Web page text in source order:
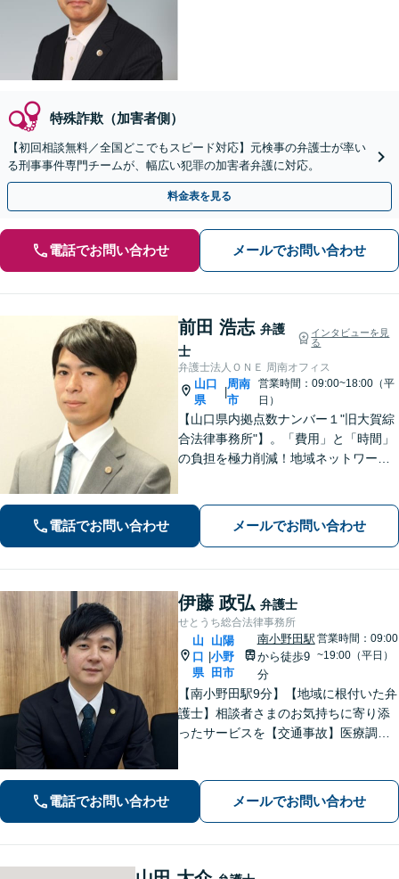
特殊詐欺（加害者側）
【初回相談無料／全国どこでもスピード対応】元検事の弁護士が率い
る刑事事件専門チームが、幅広い犯罪の加害者弁護に対応。
料金表を見る
電話でお問い合わせ メールでお問い合わせ
前田 浩志 弁護
士
インタビューを見
る
弁護士法人ＯＮＥ 周南オフィス
山口
県
|
周南
市
営業時間：09:00~18:00（平
日）
【山口県内拠点数ナンバー１"旧大賀綜
合法律事務所"】。「費用」と「時間」
の負担を極力削減！地域ネットワーク
続・遺言に強い】不動産の売却や相続
税対策なども親身に対応◎
電話でお問い合わせ メールでお問い合わせ
伊藤 政弘 弁護士
せとうち総合法律事務所
山
口
県
山陽
小野
田市
南小野田駅
から徒歩9
分
営業時間：09:00
~19:00（平日）
【南小野田駅9分】【地域に根付いた弁
護士】相談者さまのお気持ちに寄り添
ったサービスを【交通事故】医療調査
実調査と判例をリサーチし、不公平感
のない相続を実現【WEB面談】
電話でお問い合わせ メールでお問い合わせ